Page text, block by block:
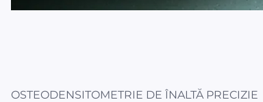
OSTEODENSITOMETRIE DE ÎNALTĂ PRECIZIE